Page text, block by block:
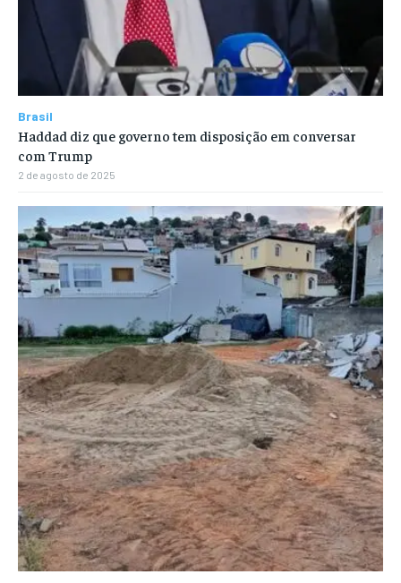
Brasil
Haddad diz que governo tem disposição em conversar
com Trump
2 de agosto de 2025